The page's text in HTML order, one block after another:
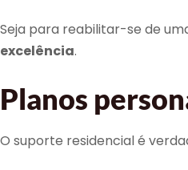
Seja para reabilitar-se de
excelência.
Planos
O suporte residencial é